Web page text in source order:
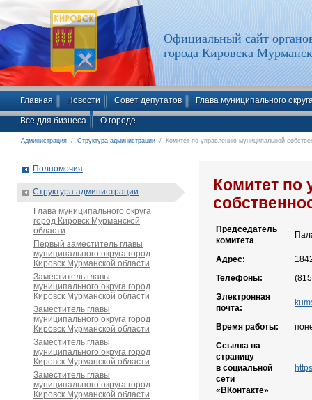
Официальный сайт
города Кировска
Главная Новости Совет депутатов Глава муниципального
Все для бизнеса О городе
Администрация / Структура администрации / Комитет по управлению муниципальной
Комитет по
Председатель
комитета
Адрес:
Телефоны:
Электронная
почта:
Время работы:
Ссылка на
страницу
в социальной
сети
«ВКонтакте»
Полномочия
Структура администрации
Глава муниципального округа
город Кировск Мурманской
области
Первый заместитель главы
муниципального округа город
Кировск Мурманской области
Заместитель главы
муниципального округа город
Кировск Мурманской области
Заместитель главы
муниципального округа город
Кировск Мурманской области
Заместитель главы
муниципального округа город
Кировск Мурманской области
Заместитель главы
муниципального округа город
Кировск Мурманской области